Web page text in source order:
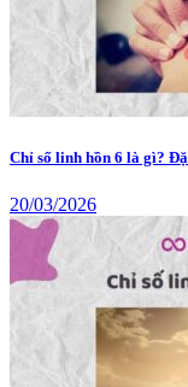
Chỉ số linh hồn 6 là gì?
20/03/2026